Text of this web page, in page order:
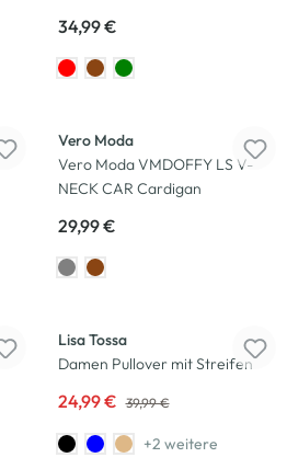
34,99 €
Vero Moda
Vero Moda VMDOFFY LS V-
NECK CAR Cardigan
29,99 €
Lisa Tossa
Damen Pullover mit Streifen
24,99 € 39,99 €
+2 weitere